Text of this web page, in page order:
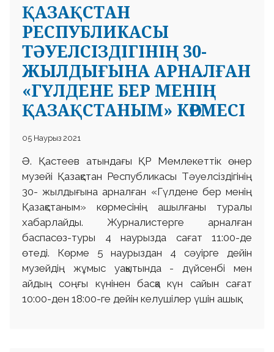
ҚАЗАҚСТАН
РЕСПУБЛИКАСЫ
ТӘУЕЛСІЗДІГІНІҢ 30-
ЖЫЛДЫҒЫНА АРНАЛҒАН
«ГҮЛДЕНЕ БЕР МЕНІҢ
ҚАЗАҚСТАНЫМ» КӨРМЕСІ
05 Наурыз 2021
Ә. Қастеев атындағы ҚР Мемлекеттік өнер
музейі Қазақстан Республикасы Тәуелсіздігінің
30- жылдығына арналған «Гүлдене бер менің
Қазақстаным» көрмесінің ашылғаны туралы
хабарлайды. Журналистерге арналған
баспасөз-туры 4 наурызда сағат 11:00-де
өтеді. Көрме 5 наурыздан 4 сәуірге дейін
музейдің жұмыс уақытында - дүйсенбі мен
айдың соңғы күнінен басқа күн сайын сағат
10:00-ден 18:00-ге дейін келушілер үшін ашық.